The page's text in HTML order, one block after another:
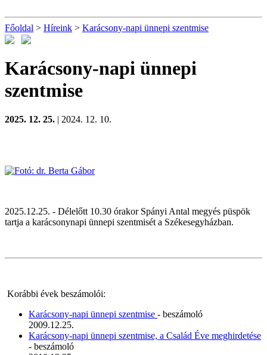
Főoldal > Híreink > Karácsony-napi ünnepi szentmise
Karácsony-napi ünnepi
szentmise
2025. 12. 25. | 2024. 12. 10.
2025.12.25. - Délelőtt 10.30 órakor Spányi Antal megyés püspök
tartja a karácsonynapi ünnepi szentmisét a Székesegyházban.
Korábbi évek beszámolói:
Karácsony-napi ünnepi szentmise - beszámoló
2009.12.25.
Karácsony-napi ünnepi szentmise, a Család Éve meghirdetése
- beszámoló